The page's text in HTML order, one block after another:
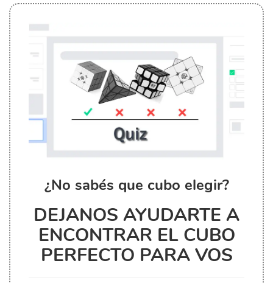
¿No sabés que cubo elegir?
DEJANOS AYUDARTE A
ENCONTRAR EL CUBO
PERFECTO PARA VOS